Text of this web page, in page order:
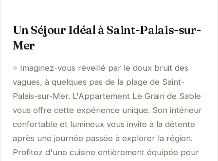
Un Séjour Idéal à Saint-Palais-sur-
Mer
Imaginez-vous réveillé par le doux bruit des
vagues, à quelques pas de la plage de Saint-
Palais-sur-Mer. L'Appartement Le Grain de Sable
vous offre cette expérience unique. Son intérieur
confortable et lumineux vous invite à la détente
après une journée passée à explorer la région.
Profitez d'une cuisine entièrement équipée pour